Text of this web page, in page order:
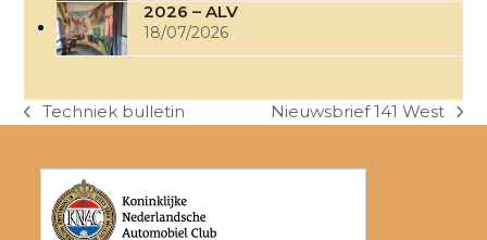
2026 – ALV
18/07/2026
previous
Techniek bulletin
next
Nieuwsbrief 141 West